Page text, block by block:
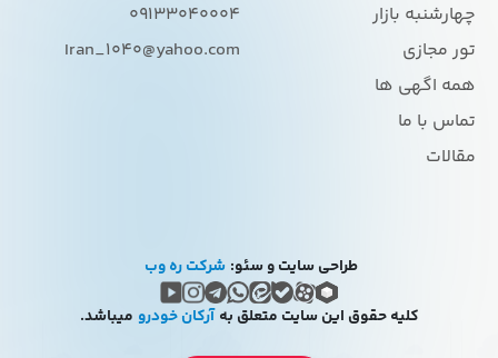
چهارشنبه بازار
تور مجازی
همه اگهی ها
تماس با ما
مقالات
09133040004
Iran_1040@yahoo.com
طراحی سایت و سئو: شرکت ره وب
کلیه حقوق این سایت متعلق به آرکان خودرو میباشد.